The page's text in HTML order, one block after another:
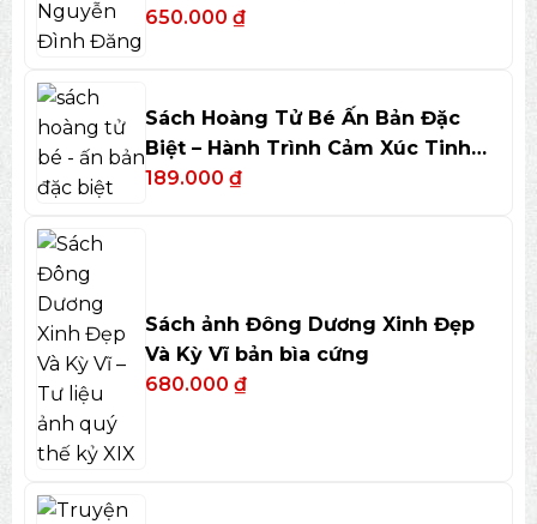
650.000 ₫
Sách Hoàng Tử Bé Ấn Bản Đặc
Biệt – Hành Trình Cảm Xúc Tinh
Tế
189.000 ₫
Sách ảnh Đông Dương Xinh Đẹp
Và Kỳ Vĩ bản bìa cứng
680.000 ₫